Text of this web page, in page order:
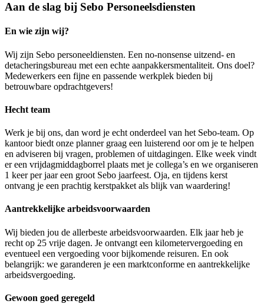
Aan de slag bij Sebo Personeelsdiensten
En wie zijn wij?
Wij zijn Sebo personeeldiensten. Een no-nonsense uitzend- en
detacheringsbureau met een echte aanpakkersmentaliteit. Ons doel?
Medewerkers een fijne en passende werkplek bieden bij
betrouwbare opdrachtgevers!
Hecht team
Werk je bij ons, dan word je echt onderdeel van het Sebo-team. Op
kantoor biedt onze planner graag een luisterend oor om je te helpen
en adviseren bij vragen, problemen of uitdagingen. Elke week vindt
er een vrijdagmiddagborrel plaats met je collega’s en we organiseren
1 keer per jaar een groot Sebo jaarfeest. Oja, en tijdens kerst
ontvang je een prachtig kerstpakket als blijk van waardering!
Aantrekkelijke arbeidsvoorwaarden
Wij bieden jou de allerbeste arbeidsvoorwaarden. Elk jaar heb je
recht op 25 vrije dagen. Je ontvangt een kilometervergoeding en
eventueel een vergoeding voor bijkomende reisuren. En ook
belangrijk: we garanderen je een marktconforme en aantrekkelijke
arbeidsvergoeding.
Gewoon goed geregeld